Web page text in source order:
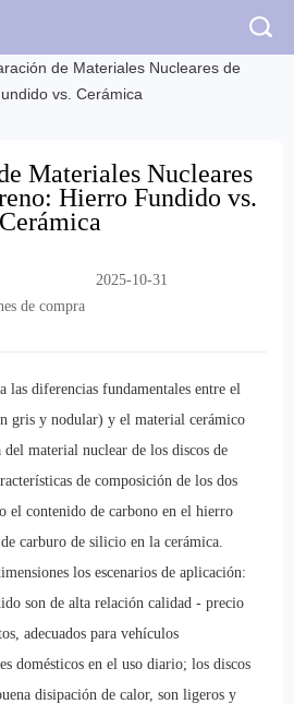
de Materiales Nucleares de
vs. Cerámica
Materiales Nucleares
Hierro Fundido vs.
Cerámica
2025-10-31
de compra
las diferencias fundamentales entre el
gris y nodular) y el material cerámico
material nuclear de los discos de
de composición de los dos
el contenido de carbono en el hierro
carburo de silicio en la cerámica.
los escenarios de aplicación:
son de alta relación calidad - precio
adecuados para vehículos
domésticos en el uso diario; los discos
disipación de calor, son ligeros y